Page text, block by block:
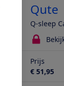
Qute
Q-sleep
Prijs
€ 51,95